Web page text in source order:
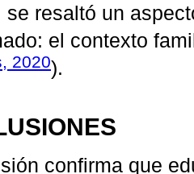
se resaltó un
el contexto
2020).
confirma que